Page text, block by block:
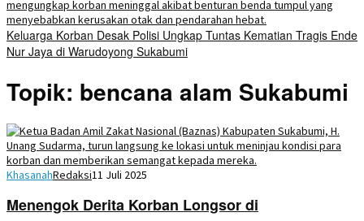
Keluarga Korban Desak Polisi Ungkap Tuntas Kematian Tragis Ende
Nur Jaya di Warudoyong Sukabumi
Topik: bencana alam Sukabumi
KhasanahRedaksi11 Juli 2025
Menengok Derita Korban Longsor di